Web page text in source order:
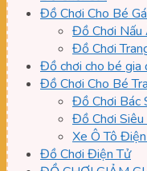
Đồ Chơi Cho Bé
Đồ Chơi Nấu
Đồ Chơi
Đồ chơi cho bé gia
Đồ Chơi Cho Bé
Đồ Chơi Bác
Đồ Chơi
Xe Ô Tô
Đồ Chơi Điện Tử